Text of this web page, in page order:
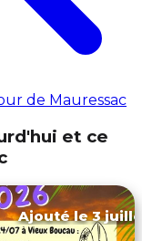
de Mauressac
et ce
Ajouté le 3